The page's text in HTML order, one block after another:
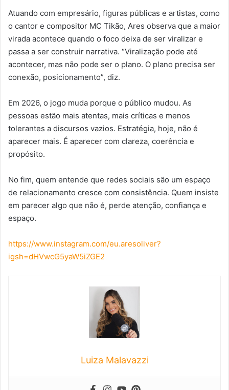
Atuando com empresário, figuras públicas e artistas, como
o cantor e compositor MC Tikão, Ares observa que a maior
virada acontece quando o foco deixa de ser viralizar e
passa a ser construir narrativa. “Viralização pode até
acontecer, mas não pode ser o plano. O plano precisa ser
conexão, posicionamento”, diz.
Em 2026, o jogo muda porque o público mudou. As
pessoas estão mais atentas, mais críticas e menos
tolerantes a discursos vazios. Estratégia, hoje, não é
aparecer mais. É aparecer com clareza, coerência e
propósito.
No fim, quem entende que redes sociais são um espaço
de relacionamento cresce com consistência. Quem insiste
em parecer algo que não é, perde atenção, confiança e
espaço.
https://www.instagram.com/eu.aresoliver?
igsh=dHVwcG5yaW5iZGE2
Luiza Malavazzi